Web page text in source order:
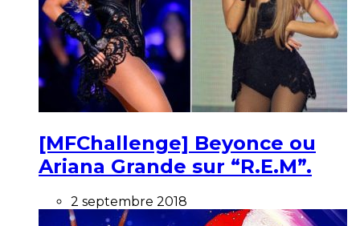
[MFChallenge] Beyonce ou
Ariana Grande sur “R.E.M”.
2 septembre 2018